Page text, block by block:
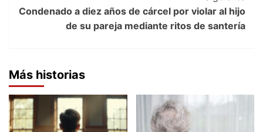
Condenado a diez años de cárcel por violar al hijo
de su pareja mediante ritos de santería
Más historias